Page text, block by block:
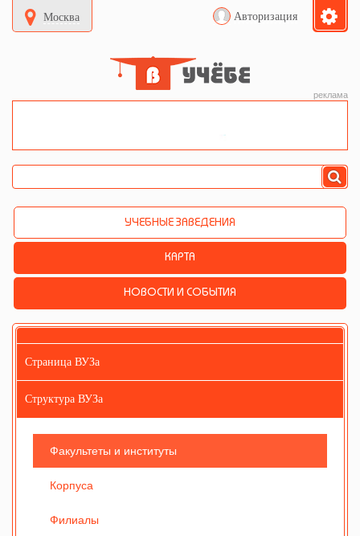
Москва Авторизация
реклама
УЧЕБНЫЕ ЗАВЕДЕНИЯ
КАРТА
НОВОСТИ И СОБЫТИЯ
Страница ВУЗа
Структура ВУЗа
Факультеты и институты
Корпуса
Филиалы